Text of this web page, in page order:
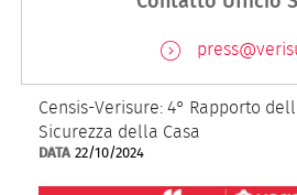
Censis-Verisure: 4° Rapporto
Sicurezza della Casa
DATA 22/10/2024